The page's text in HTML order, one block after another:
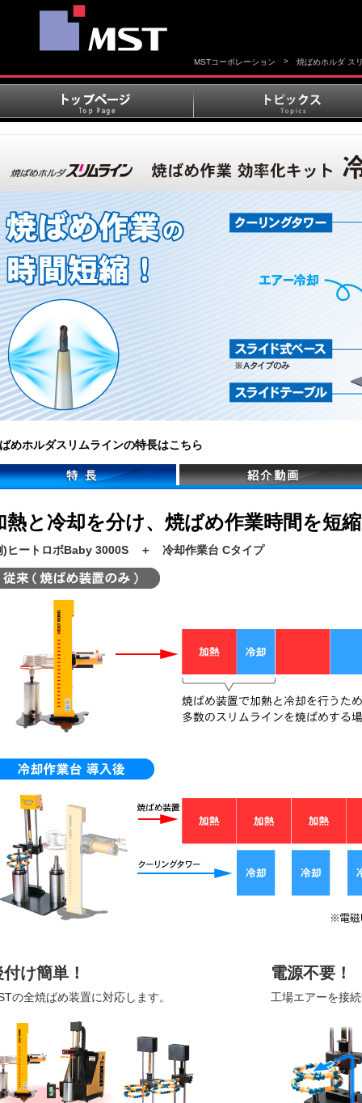
MSTコーポレーション > 焼ばめホルダ ス
めホルダスリムラインの特長はこちら
熱と冷却を分け、焼ばめ作業時間を短縮
)ヒートロボBaby 3000S ＋ 冷却作業台 Cタイプ
け簡単！
の全焼ばめ装置に対応します。
電源不要！
工場エアーを接